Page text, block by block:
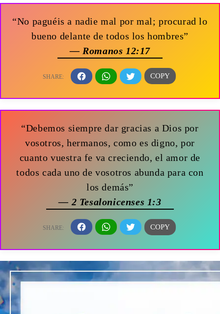
“No paguéis a nadie mal por mal; procurad lo
bueno delante de todos los hombres”
— Romanos 12:17
“Debemos siempre dar gracias a Dios por
vosotros, hermanos, como es digno, por
cuanto vuestra fe va creciendo, el amor de
todos cada uno de vosotros abunda para con
los demás”
— 2 Tesalonicenses 1:3